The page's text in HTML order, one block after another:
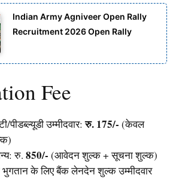
Indian Army Agniveer Open Rally
Recruitment 2026 Open Rally
Fee
पीडब्ल्यूडी उम्मीदवार: रु. 175/- (केवल
रु. 850/- (आवेदन शुल्क + सूचना शुल्क)
के लिए बैंक लेनदेन शुल्क उम्मीदवार